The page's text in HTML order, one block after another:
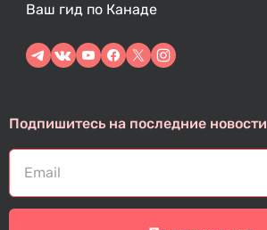
Ваш гид по Канаде
Подпишитесь на последние новости